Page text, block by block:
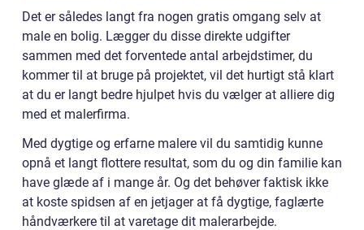
Det er således langt fra nogen gratis omgang selv at
male en bolig. Lægger du disse direkte udgifter
sammen med det forventede antal arbejdstimer, du
kommer til at bruge på projektet, vil det hurtigt stå klart
at du er langt bedre hjulpet hvis du vælger at alliere dig
med et malerfirma.
Med dygtige og erfarne malere vil du samtidig kunne
opnå et langt flottere resultat, som du og din familie kan
have glæde af i mange år. Og det behøver faktisk ikke
at koste spidsen af en jetjager at få dygtige, faglærte
håndværkere til at varetage dit malerarbejde.